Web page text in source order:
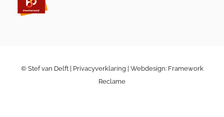
© Stef van Delft | Privacyverklaring | Webdesign:Framework
Reclame